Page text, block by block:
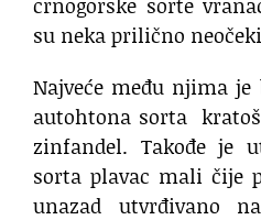
su neka prilično
Najveće među njima
autohtona sorta
zinfandel. Takođe je
sorta plavac mali čije
unazad utvrđivano